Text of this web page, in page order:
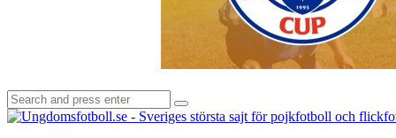
Search
for:
Search